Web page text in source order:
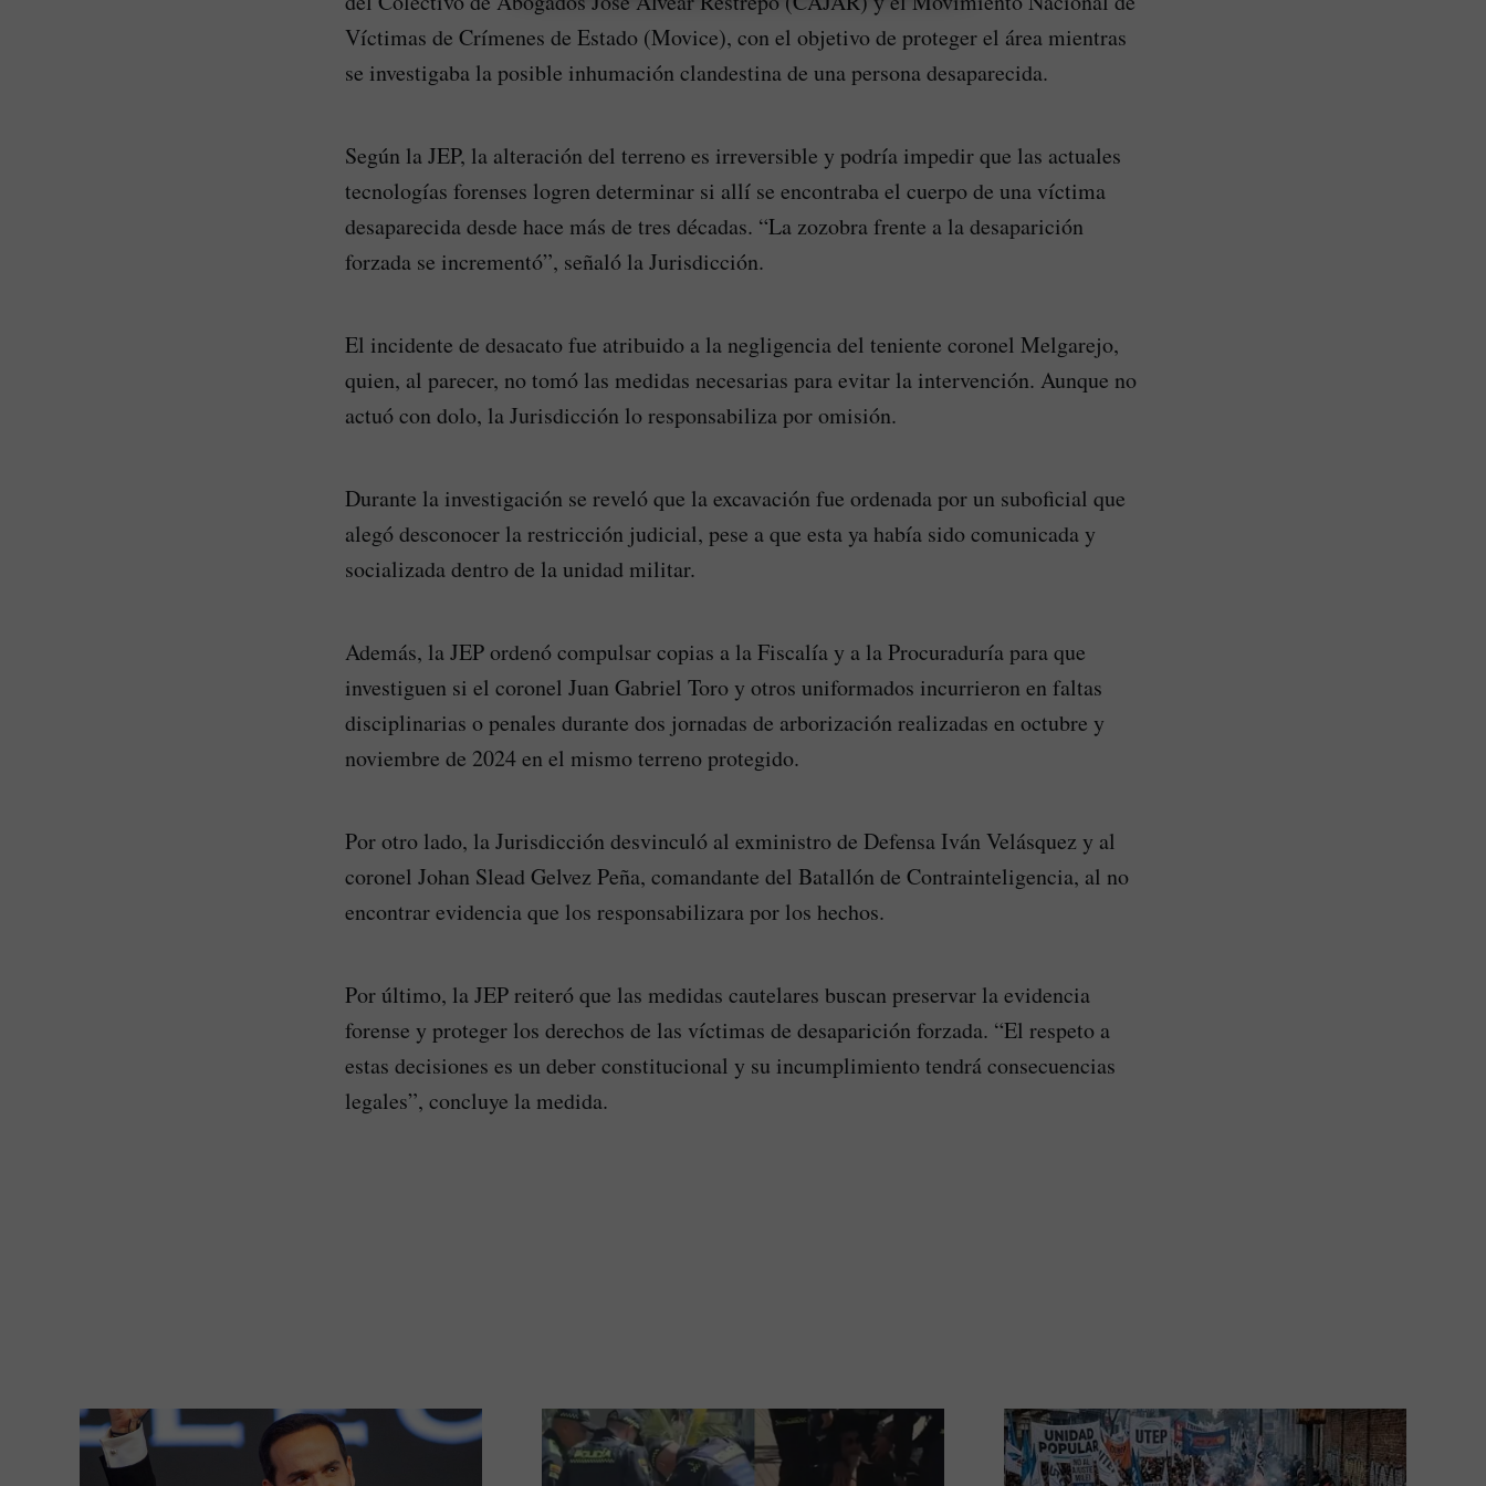
Víctimas de Crímenes de Estado (Movice), con el objetivo de proteger el área mientras
se investigaba la posible inhumación clandestina de una persona desaparecida.
Según la JEP, la alteración del terreno es irreversible y podría impedir que las actuales
tecnologías forenses logren determinar si allí se encontraba el cuerpo de una víctima
desaparecida desde hace más de tres décadas. “La zozobra frente a la desaparición
forzada se incrementó”, señaló la Jurisdicción.
El incidente de desacato fue atribuido a la negligencia del teniente coronel Melgarejo,
quien, al parecer, no tomó las medidas necesarias para evitar la intervención. Aunque no
actuó con dolo, la Jurisdicción lo responsabiliza por omisión.
Durante la investigación se reveló que la excavación fue ordenada por un suboficial que
alegó desconocer la restricción judicial, pese a que esta ya había sido comunicada y
socializada dentro de la unidad militar.
Además, la JEP ordenó compulsar copias a la Fiscalía y a la Procuraduría para que
investiguen si el coronel Juan Gabriel Toro y otros uniformados incurrieron en faltas
disciplinarias o penales durante dos jornadas de arborización realizadas en octubre y
noviembre de 2024 en el mismo terreno protegido.
Por otro lado, la Jurisdicción desvinculó al exministro de Defensa Iván Velásquez y al
coronel Johan Slead Gelvez Peña, comandante del Batallón de Contrainteligencia, al no
encontrar evidencia que los responsabilizara por los hechos.
Por último, la JEP reiteró que las medidas cautelares buscan preservar la evidencia
forense y proteger los derechos de las víctimas de desaparición forzada. “El respeto a
estas decisiones es un deber constitucional y su incumplimiento tendrá consecuencias
legales”, concluye la medida.